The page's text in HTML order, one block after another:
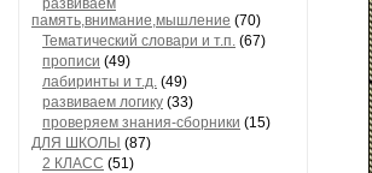
развиваем
память,внимание,мышление (70)
Тематический словари и т.п. (67)
прописи (49)
лабиринты и т.д. (49)
развиваем логику (33)
проверяем знания-сборники (15)
ДЛЯ ШКОЛЫ (87)
2 КЛАСС (51)